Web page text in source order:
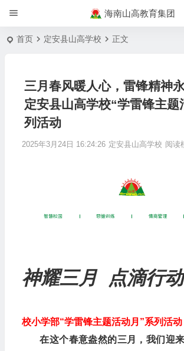
海南山高教育集团
首页 定安县山高学校 正文
三月春风暖人心，雷锋精
定安县山高学校“学雷锋主题
列活动
2025年3月24日 16:24:26 定安县山高学校 阅读
雷锋
神耀三月
点滴行
定安县山
校小学部“学雷锋主题活动月”系列活动
在这个春意盎然的三月，我们迎来